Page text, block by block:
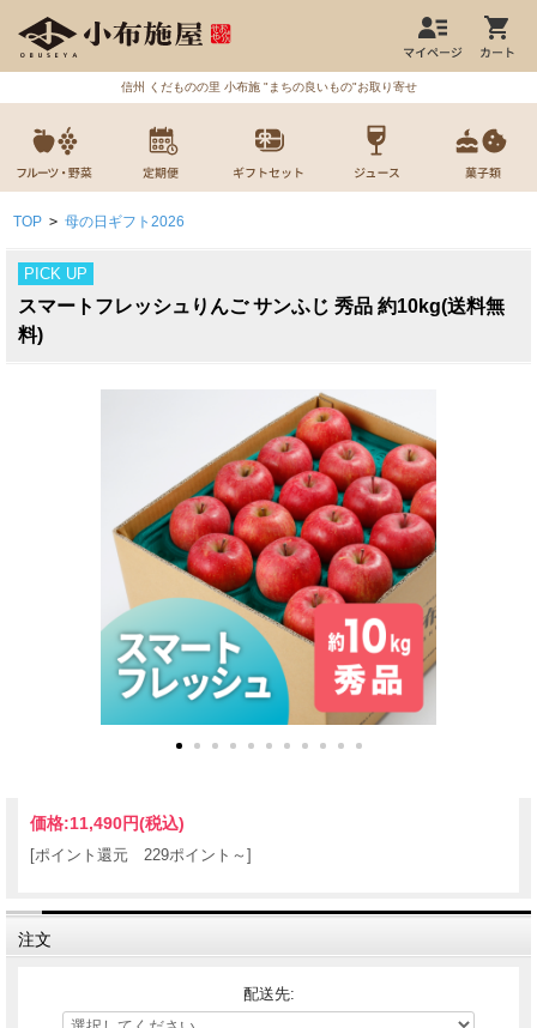
信州 くだものの里 小布施 "まちの良いもの"お取り寄せ
TOP > 母の日ギフト2026
PICK UP
スマートフレッシュりんご サンふじ 秀品 約10kg(送料無
料)
価格:11,490円(税込)
[ポイント還元 229ポイント～]
注文
配送先: